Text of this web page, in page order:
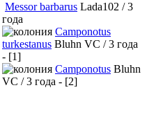
Messor barbarus Lada102 / 3
года
Camponotus
turkestanus Bluhn VC / 3 года
- [1]
Camponotus Bluhn
VC / 3 года - [2]